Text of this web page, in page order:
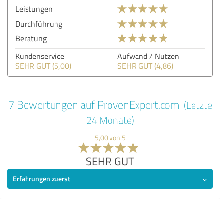
Leistungen
Durchführung
Beratung
Kundenservice
SEHR GUT (5,00)
Aufwand / Nutzen
SEHR GUT (4,86)
7 Bewertungen auf ProvenExpert.com (Letzte
24 Monate)
5,00 von 5
SEHR GUT
Erfahrungen zuerst